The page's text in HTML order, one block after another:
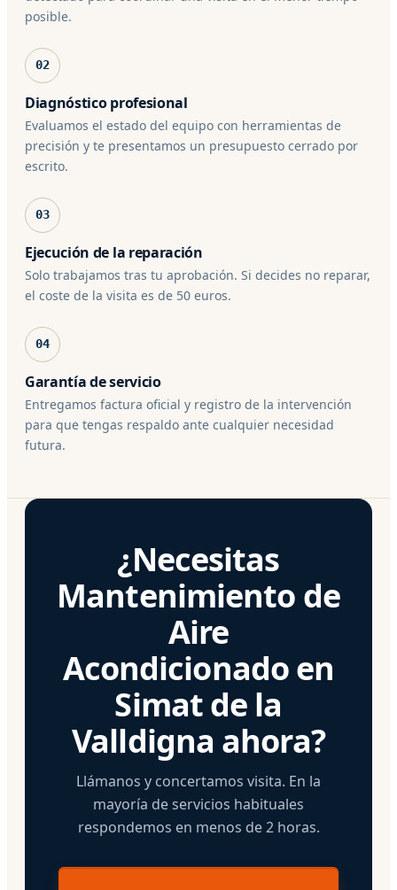
posible.
02
Diagnóstico profesional
Evaluamos el estado del equipo con herramientas de
precisión y te presentamos un presupuesto cerrado por
escrito.
03
Ejecución de la reparación
Solo trabajamos tras tu aprobación. Si decides no reparar,
el coste de la visita es de 50 euros.
04
Garantía de servicio
Entregamos factura oficial y registro de la intervención
para que tengas respaldo ante cualquier necesidad
futura.
¿Necesitas
Mantenimiento de
Aire
Acondicionado en
Simat de la
Valldigna ahora?
Llámanos y concertamos visita. En la
mayoría de servicios habituales
respondemos en menos de 2 horas.